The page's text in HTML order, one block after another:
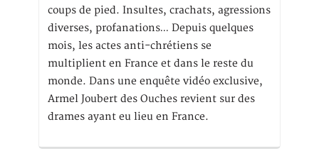
coups de pied. Insultes, crachats, agressions
diverses, profanations… Depuis quelques
mois, les actes anti-chrétiens se
multiplient en France et dans le reste du
monde. Dans une enquête vidéo exclusive,
Armel Joubert des Ouches revient sur des
drames ayant eu lieu en France.